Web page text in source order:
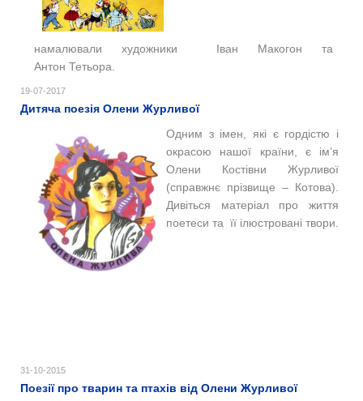
намалювали художники Іван Макогон та
Антон Тетьора.
19-07-2017
Дитяча поезія Олени Журливої
Одним з імен, які є гордістю і
окрасою нашої країни, є ім’я
Олени Костівни Журливої
(справжнє прізвище – Котова).
Дивіться матеріал про життя
поетеси та її ілюстровані твори.
31-10-2015
Поезії про тварин та птахів від Олени Журливої